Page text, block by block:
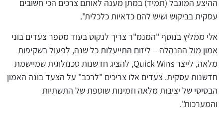
ההיצע המוגבל (תמיד) במתן מענה לאותם צרכים הכי חשובים
עסקית בביקוש ושיש להם כדאיות כלכלית".
אלי ממליץ בנוסף "המנמ"ר צריך לנקוט בעוד מספר צעדים בוני
אמון מול ההנהלה – ליזום התייעלות כל שנה, לפעול בשקיפות
מלאה, לייצר Quick Wins, להציג חדשנות טכנולוגית שמיישמת
חדשנות עסקית. צעדים אלו צריכים "לרכב" על הצעד בונה האמון
הבסיסי של יציבות מלאה וזמינות שוטפת של התשתיות
והמערכות".